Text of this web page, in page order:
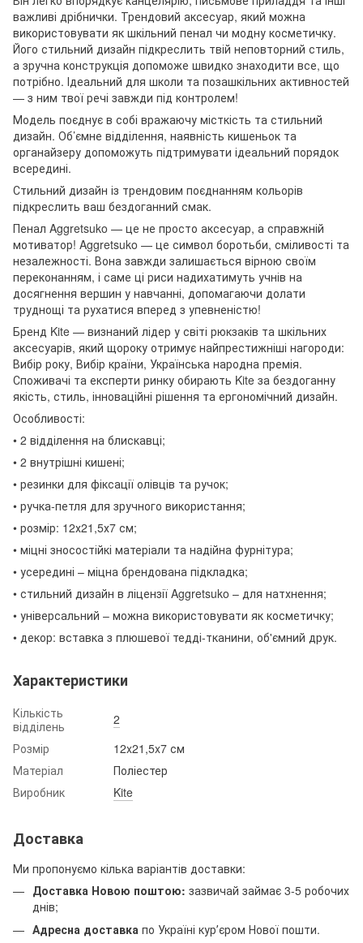
важливі дрібнички. Трендовий аксесуар, який можна
використовувати як шкільний пенал чи модну косметичку.
Його стильний дизайн підкреслить твій неповторний стиль,
а зручна конструкція допоможе швидко знаходити все, що
потрібно. Ідеальний для школи та позашкільних активностей
— з ним твої речі завжди під контролем!
Модель поєднує в собі вражаючу місткість та стильний
дизайн. Об’ємне відділення, наявність кишеньок та
органайзеру допоможуть підтримувати ідеальний порядок
всередині.
Стильний дизайн із трендовим поєднанням кольорів
підкреслить ваш бездоганний смак.
Пенал Aggretsuko — це не просто аксесуар, а справжній
мотиватор! Aggretsuko — це символ боротьби, сміливості та
незалежності. Вона завжди залишається вірною своїм
переконанням, і саме ці риси надихатимуть учнів на
досягнення вершин у навчанні, допомагаючи долати
труднощі та рухатися вперед з упевненістю!
Бренд Kite — визнаний лідер у світі рюкзаків та шкільних
аксесуарів, який щороку отримує найпрестижніші нагороди:
Вибір року, Вибір країни, Українська народна премія.
Споживачі та експерти ринку обирають Kite за бездоганну
якість, стиль, інноваційні рішення та ергономічний дизайн.
Особливості:
• 2 відділення на блискавці;
• 2 внутрішні кишені;
• резинки для фіксації олівців та ручок;
• ручка-петля для зручного використання;
• розмір: 12х21,5х7 см;
• міцні зносостійкі матеріали та надійна фурнітура;
• усередині – міцна брендована підкладка;
• стильний дизайн в ліцензії Aggretsuko – для натхнення;
• універсальний – можна використовувати як косметичку;
• декор: вставка з плюшевої тедді-тканини, об'ємний друк.
Характеристики
Кількість
відділень
2
Розмір
12x21,5x7 см
Матеріал
Поліестер
Виробник
Kite
Доставка
Ми пропонуємо кілька варіантів доставки:
Доставка Новою поштою: зазвичай займає 3-5 робочих
днів;
Адресна доставка по Україні курʼєром Нової пошти.